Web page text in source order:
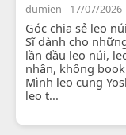
dumien - 17/07/2026
Góc chia sẻ leo
Sĩ dành cho
lần đầu leo núi,
nhân, không
Mình leo cung
leo t...